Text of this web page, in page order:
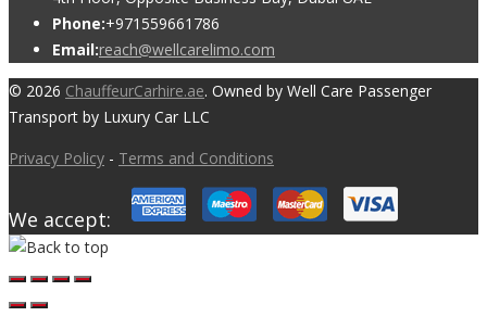
Phone:+971559661786
Email:reach@wellcarelimo.com
© 2026 ChauffeurCarhire.ae. Owned by Well Care Passenger
Transport by Luxury Car LLC
Privacy Policy - Terms and Conditions
We accept: